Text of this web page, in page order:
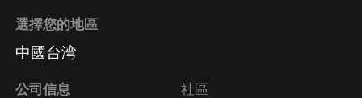
選擇您的地區
中國台湾
公司信息 社區